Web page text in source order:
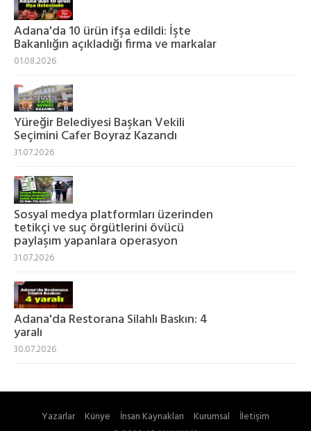
Adana'da 10 ürün ifşa edildi: İşte
Bakanlığın açıkladığı firma ve markalar
01.08.2026
Yüreğir Belediyesi Başkan Vekili
Seçimini Cafer Boyraz Kazandı
31.07.2026
Sosyal medya platformları üzerinden
tetikçi ve suç örgütlerini övücü
paylaşım yapanlara operasyon
31.07.2026
Adana'da Restorana Silahlı Baskın: 4
yaralı
30.07.2026
Yazarlar Künye İnsan Kaynakları Kurumsal İletişim